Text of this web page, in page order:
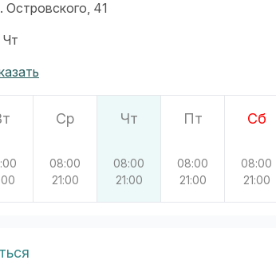
Островского, 41
Чт
Ср
08:00
21:00
Чт
08:00
21:00
Пт
08:00
21:00
Сб
08:00
21:00